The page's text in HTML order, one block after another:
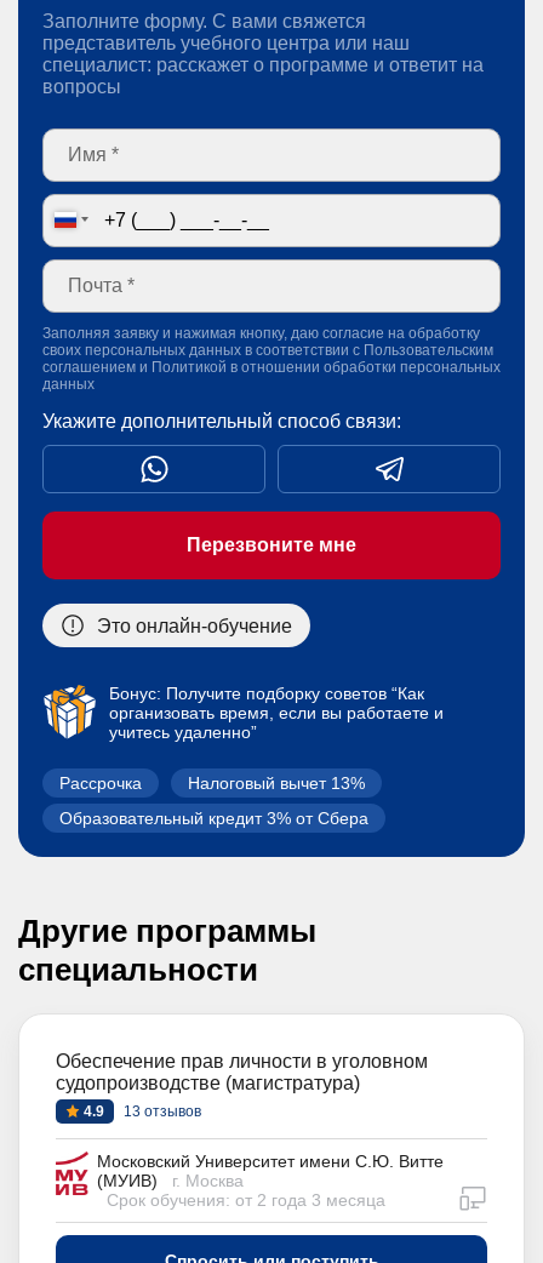
Заполните форму. С вами свяжется
представитель учебного центра или наш
специалист: расскажет о программе и ответит на
вопросы
Бонус: Получите подборку советов “Как
организовать время, если вы работаете и
учитесь удаленно”
Рассрочка
Налоговый вычет 13%
Образовательный кредит 3% от Сбера
Заполняя заявку и нажимая кнопку, даю согласие на обработку
своих персональных данных в соответствии с Пользовательским
соглашением и Политикой в отношении обработки персональных
данных
Укажите дополнительный способ связи:
Перезвоните мне
Это онлайн-обучение
Другие программы
специальности
Обеспечение прав личности в уголовном
судопроизводстве (магистратура)
4.9 13 отзывов
Московский Университет имени С.Ю. Витте
(МУИВ)
г. Москва
Срок обучения: от 2 года 3 месяца